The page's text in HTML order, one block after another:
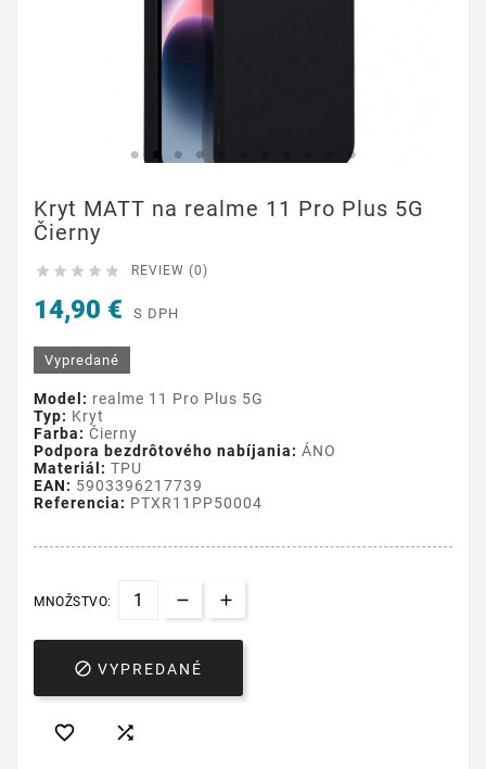
Kryt MATT na realme 11 Pro Plus 5G
Čierny
     REVIEW (0)
14,90 € S DPH
Vypredané
Model: realme 11 Pro Plus 5G
Typ: Kryt
Farba: Čierny
Podpora bezdrôtového nabíjania: ÁNO
Materiál: TPU
EAN: 5903396217739
Referencia: PTXR11PP50004
MNOŽSTVO:
 VYPREDANÉ
 